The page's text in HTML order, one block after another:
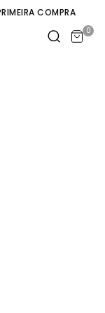
COMPRA
0